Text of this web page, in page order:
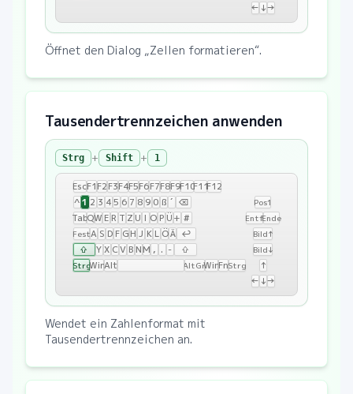
← ↓→
Öffnet den Dialog „Zellen formatieren“.
Tausendertrennzeichen anwenden
Strg + Shift + 1
EscF1F2F3F4F5F6F7F8F9F10F11F12
^1 2 3 4 5 6 7 8 9 0 ß ´ ⌫
TabQWE R T Z U I OP Ü+ #
FestA S D F GH J K L ÖÄ ↩
⇧
Y X CVBNM , . - ⇧
StrgWinAlt AltGrWinFnStrg
Pos1
EntfEnde
Bild↑
Bild↓
↑
← ↓→
Wendet ein Zahlenformat mit
Tausendertrennzeichen an.